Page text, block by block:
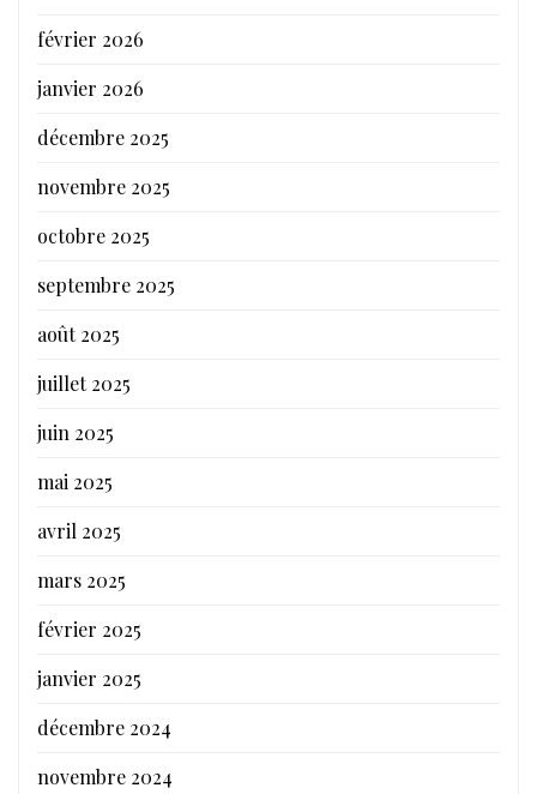
février 2026
janvier 2026
décembre 2025
novembre 2025
octobre 2025
septembre 2025
août 2025
juillet 2025
juin 2025
mai 2025
avril 2025
mars 2025
février 2025
janvier 2025
décembre 2024
novembre 2024